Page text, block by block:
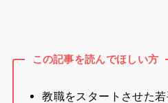
この記事を読んでほしい方
教職をスタートさせた